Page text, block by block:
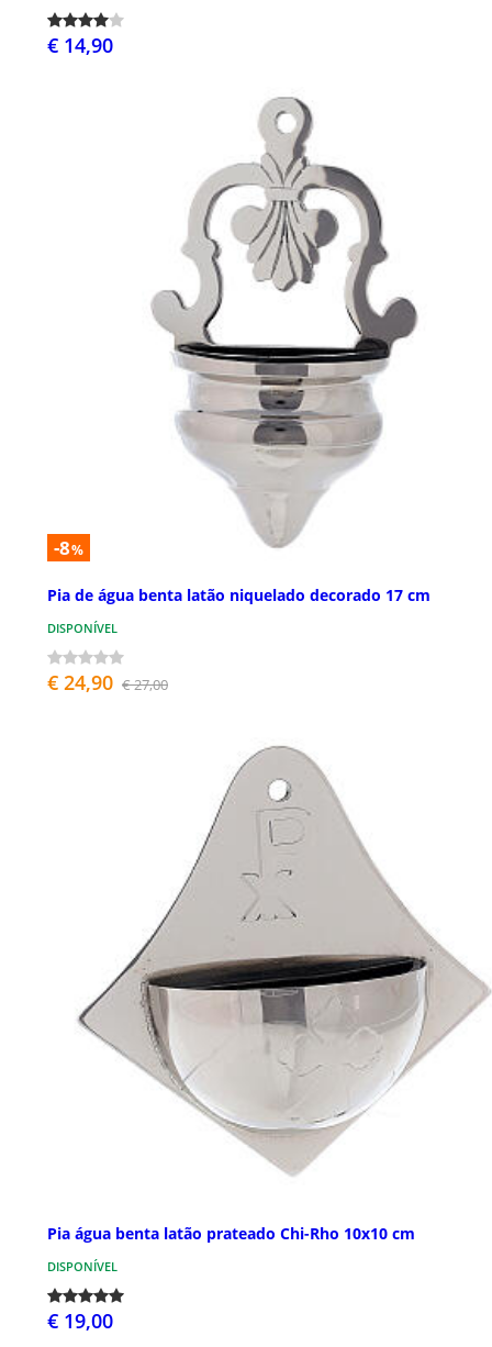
€ 14,90
-8%
Pia de água benta latão niquelado decorado 17 cm
DISPONÍVEL
€ 24,90 € 27,00
Pia água benta latão prateado Chi-Rho 10x10 cm
DISPONÍVEL
€ 19,00